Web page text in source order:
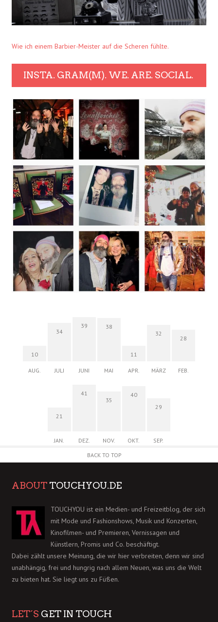
Wie ich einem Barbier-Meister auf die Scheren fühlte.
INSTA. GRAM(M). WE. ARE. SOCIAL.
10
AUG.
34
JULI
39
JUNI
38
MAI
11
APR.
32
MÄRZ
28
FEB.
21
JAN.
41
DEZ.
35
NOV.
40
OKT.
29
SEP.
BACK TO TOP
ABOUT TOUCHYOU.DE
TOUCHYOU ist ein Medien- und Freizeitblog, der sich
mit Mode und Fashionshows, Musik und Konzerten,
Kinofilmen- und Premieren, Vernissagen und
Künstlern, Promis und Co. beschäftigt.
Dabei zählt unsere Meinung, die wir hier verbreiten, denn wir sind
unabhängig, frei und hungrig nach allem Neuen, was uns die Welt
zu bieten hat. Sie liegt uns zu Füßen.
LET´S GET IN TOUCH